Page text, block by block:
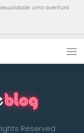
uma aventura
Reserved.